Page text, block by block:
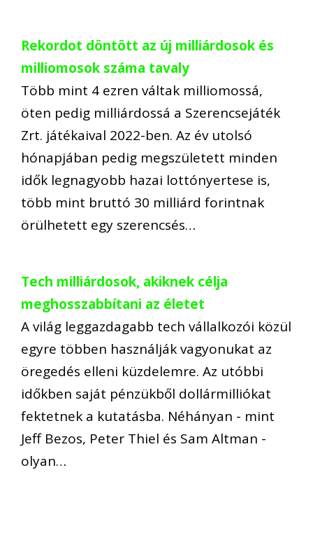
Rekordot döntött az új milliárdosok és
milliomosok száma tavaly
Több mint 4 ezren váltak milliomossá,
öten pedig milliárdossá a Szerencsejáték
Zrt. játékaival 2022-ben. Az év utolsó
hónapjában pedig megszületett minden
idők legnagyobb hazai lottónyertese is,
több mint bruttó 30 milliárd forintnak
örülhetett egy szerencsés…
Tech milliárdosok, akiknek célja
meghosszabbítani az életet
A világ leggazdagabb tech vállalkozói közül
egyre többen használják vagyonukat az
öregedés elleni küzdelemre. Az utóbbi
időkben saját pénzükből dollármilliókat
fektetnek a kutatásba. Néhányan - mint
Jeff Bezos, Peter Thiel és Sam Altman -
olyan…